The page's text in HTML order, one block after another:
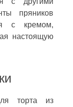
пряников
с кремом,
настоящую
торта из